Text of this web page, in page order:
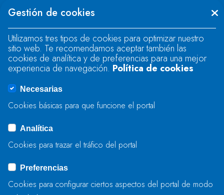
"text" field.
There was an error when loading the
"text" field.
There was an error when loading the
BIDALI
Gestión de cookies
Utilizamos tres tipos de cookies para optimizar nuestro
sitio web. Te recomendamos aceptar también las
cookies de analítica y de preferencias para una mejor
experiencia de navegación. Política de cookies
Necesarias
Cookies básicas para que funcione el portal
Analítica
Cookies para trazar el tráfico del portal
Preferencias
Cookies para configurar ciertos aspectos del portal de modo